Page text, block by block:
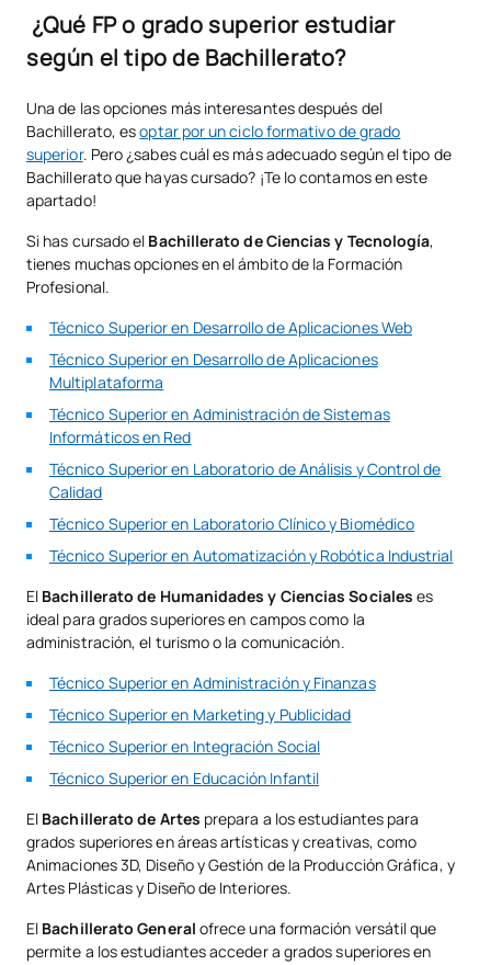
¿Qué FP o grado superior estudiar
según el tipo de Bachillerato?
Una de las opciones más interesantes después del
Bachillerato, esoptar por un ciclo formativo de grado
superior. Pero ¿sabes cuál es más adecuado según el tipo de
Bachillerato que hayas cursado? ¡Te lo contamos en este
apartado!
Si has cursado el Bachillerato de Ciencias y Tecnología,
tienes muchas opciones en el ámbito de la Formación
Profesional.
Técnico Superior en Desarrollo de Aplicaciones Web
Técnico Superior en Desarrollo de Aplicaciones
Multiplataforma
Técnico Superior en Administración de Sistemas
Informáticos en Red
Técnico Superior en Laboratorio de Análisis y Control de
Calidad
Técnico Superior en Laboratorio Clínico y Biomédico
Técnico Superior en Automatización y Robótica Industrial
El Bachillerato de Humanidades y Ciencias Sociales es
ideal para grados superiores en campos como la
administración, el turismo o la comunicación.
Técnico Superior en Administración y Finanzas
Técnico Superior en Marketing y Publicidad
Técnico Superior en Integración Social
Técnico Superior en Educación Infantil
El Bachillerato de Artes prepara a los estudiantes para
grados superiores en áreas artísticas y creativas, como
Animaciones 3D, Diseño y Gestión de la Producción Gráfica, y
Artes Plásticas y Diseño de Interiores.
El Bachillerato General ofrece una formación versátil que
permite a los estudiantes acceder a grados superiores en